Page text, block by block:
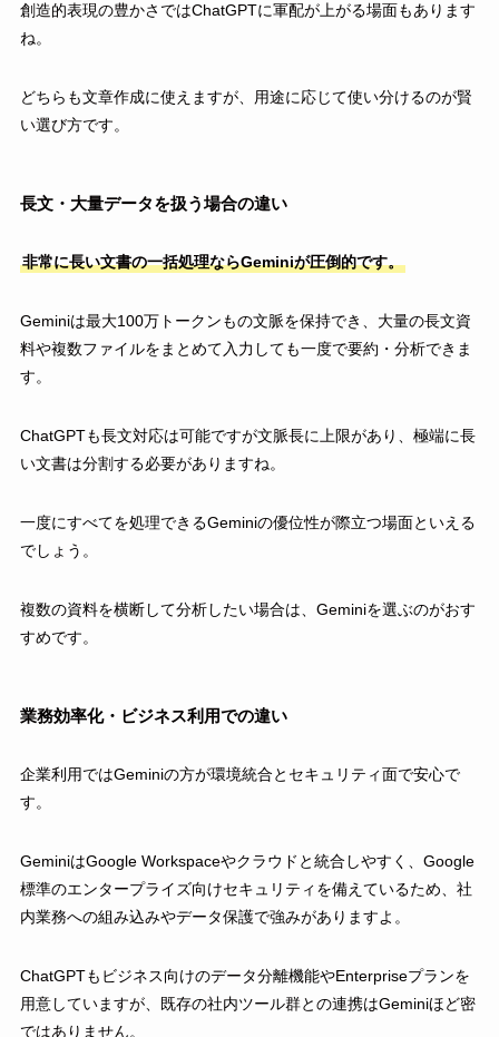
創造的表現の豊かさではChatGPTに軍配が上がる場面もあります
ね。
どちらも文章作成に使えますが、用途に応じて使い分けるのが賢
い選び方です。
長文・大量データを扱う場合の違い
非常に長い文書の一括処理ならGeminiが圧倒的です。
Geminiは最大100万トークンもの文脈を保持でき、大量の長文資
料や複数ファイルをまとめて入力しても一度で要約・分析できま
す。
ChatGPTも長文対応は可能ですが文脈長に上限があり、極端に長
い文書は分割する必要がありますね。
一度にすべてを処理できるGeminiの優位性が際立つ場面といえる
でしょう。
複数の資料を横断して分析したい場合は、Geminiを選ぶのがおす
すめです。
業務効率化・ビジネス利用での違い
企業利用ではGeminiの方が環境統合とセキュリティ面で安心で
す。
GeminiはGoogle Workspaceやクラウドと統合しやすく、Google
標準のエンタープライズ向けセキュリティを備えているため、社
内業務への組み込みやデータ保護で強みがありますよ。
ChatGPTもビジネス向けのデータ分離機能やEnterpriseプランを
用意していますが、既存の社内ツール群との連携はGeminiほど密
ではありません。